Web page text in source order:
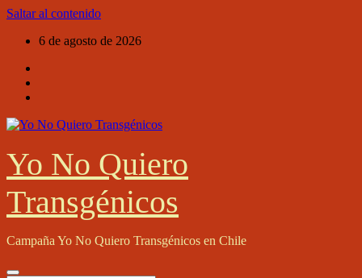
Saltar al contenido
6 de agosto de 2026
Yo No Quiero
Transgénicos
Campaña Yo No Quiero Transgénicos en Chile